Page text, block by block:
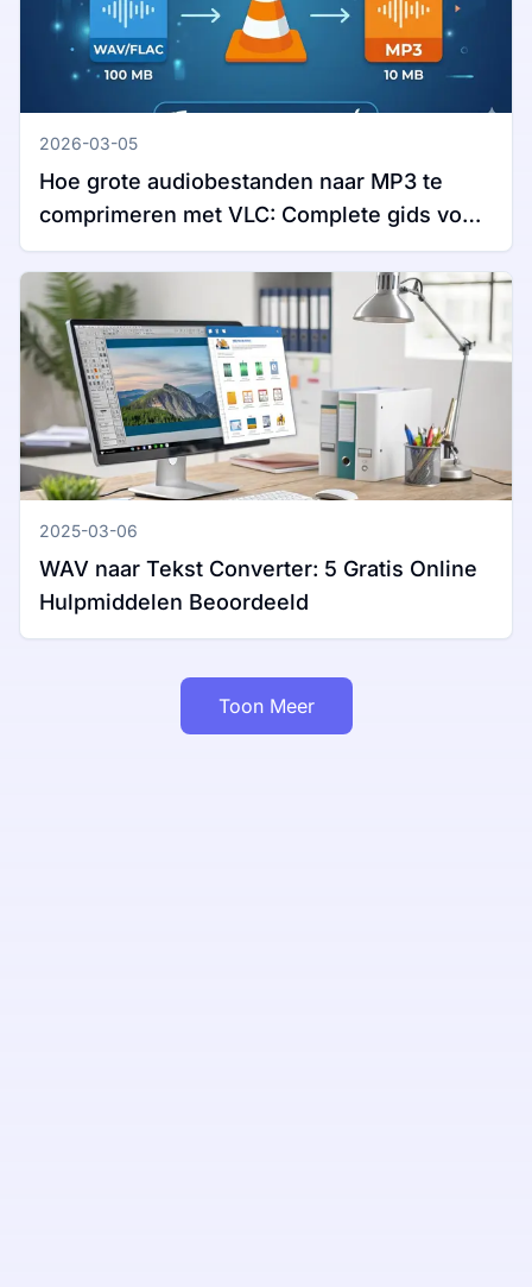
2026-03-05
Hoe grote audiobestanden naar MP3 te
comprimeren met VLC: Complete gids voor
Windows en Mac
2025-03-06
WAV naar Tekst Converter: 5 Gratis Online
Hulpmiddelen Beoordeeld
Toon Meer